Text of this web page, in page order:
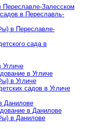
Переславле-Залесском
в Переславль-
в Переславле-
сада в
Угличе
в Угличе
в Угличе
садов в Угличе
Данилове
в Данилове
в Данилове